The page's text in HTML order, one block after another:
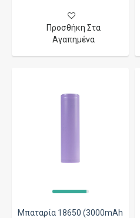
Προσθήκη Στα
Αγαπημένα
Μπαταρία 18650 (3000mAh